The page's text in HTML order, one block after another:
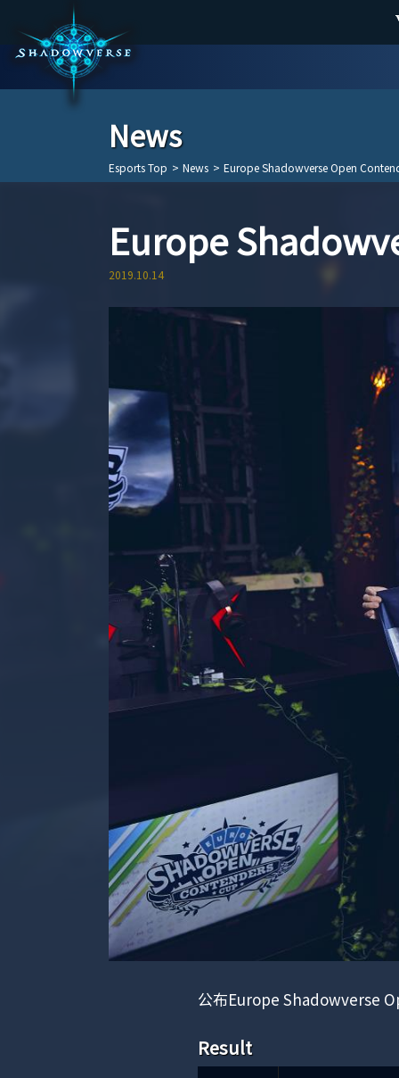
News
Esports Top > News > Europe Shadowverse Open
Europe
2019.10.14
公布Europe Shadowverse
Result